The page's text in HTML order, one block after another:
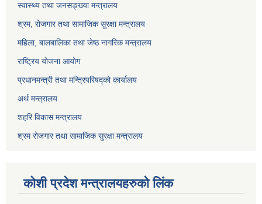
स्वास्थ्य तथा जनसङ्ख्या मन्त्रालय
श्रम, रोजगार तथा सामाजिक सुरक्षा मन्त्रालय
महिला, बालबालिका तथा जेष्ठ नागरिक मन्त्रालय
राष्ट्रिय योजना आयोग
प्रधानमन्त्री तथा मन्त्रिपरिषद्को कार्यालय
अर्थ मन्त्रालय
शहरि विकास मन्त्रालय
श्रम रोजगार तथा सामाजिक सुरक्षा मन्त्रालय
कोशी प्रदेश मन्त्रालयहरुको लिंक